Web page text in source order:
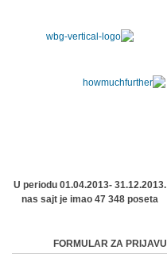
U periodu 01.04.2013- 31.12.2013.
nas sajt je imao 47 348 poseta
FORMULAR ZA PRIJAVU